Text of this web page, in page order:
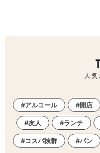
人気
アルコール 開店
友人 ランチ
コスパ抜群 パン